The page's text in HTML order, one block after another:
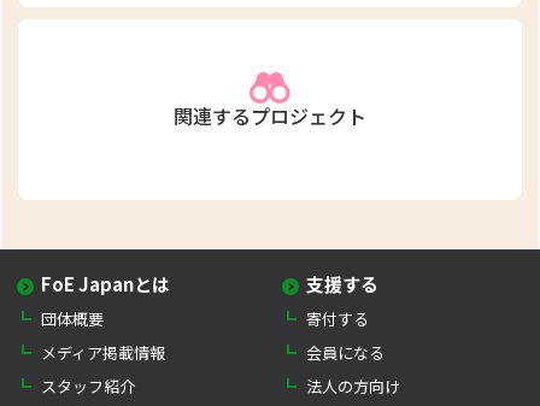
関連するプロジェクト
FoE Japanとは
団体概要
メディア掲載情報
スタッフ紹介
支援する
寄付する
会員になる
法人の方向け